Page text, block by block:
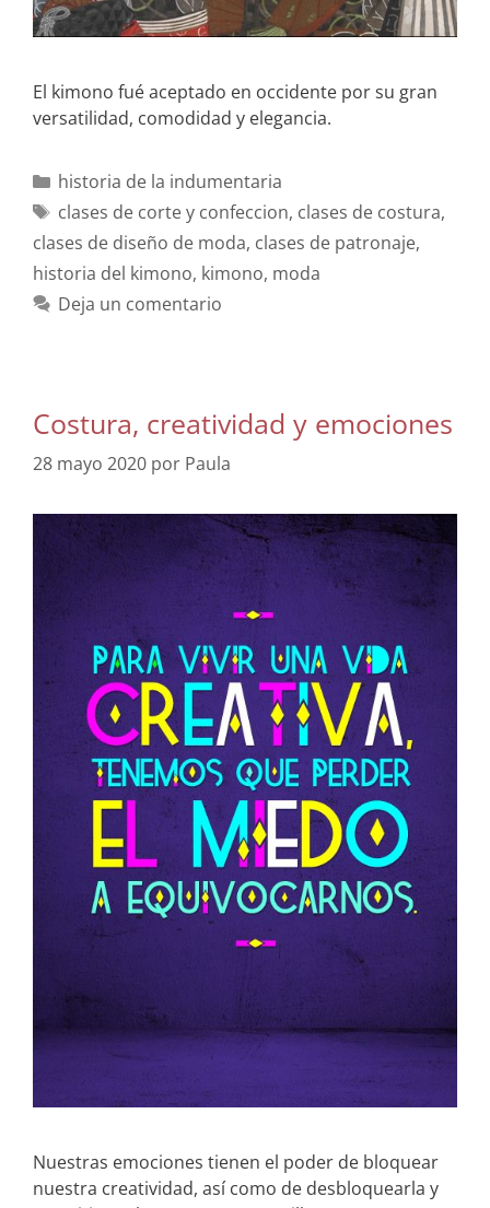
El kimono fué aceptado en occidente por su gran
versatilidad, comodidad y elegancia.
historia de la indumentaria
clases de corte y confeccion, clases de costura,
clases de diseño de moda, clases de patronaje,
historia del kimono, kimono, moda
Deja un comentario
Costura, creatividad y emociones
28 mayo 2020 por Paula
Nuestras emociones tienen el poder de bloquear
nuestra creatividad, así como de desbloquearla y